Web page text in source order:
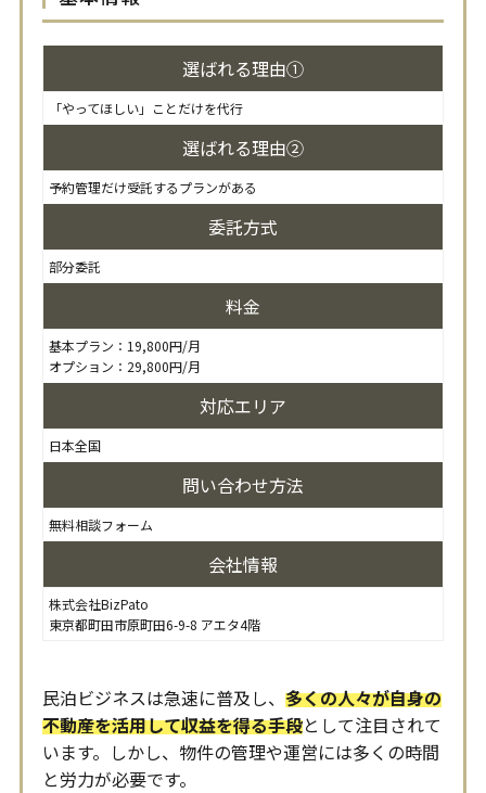
選ばれる理由①
「やってほしい」ことだけを代行
選ばれる理由②
予約管理だけ受託するプランがある
委託方式
部分委託
料金
基本プラン：19,800円/月
オプション：29,800円/月
対応エリア
日本全国
問い合わせ方法
無料相談フォーム
会社情報
株式会社BizPato
東京都町田市原町田6-9-8 アエタ4階
民泊ビジネスは急速に普及し、 多くの人々が自身の
不動産を活用して収益を得る手段として注目されて
います。しかし、物件の管理や運営には多くの時間
と労力が必要です。